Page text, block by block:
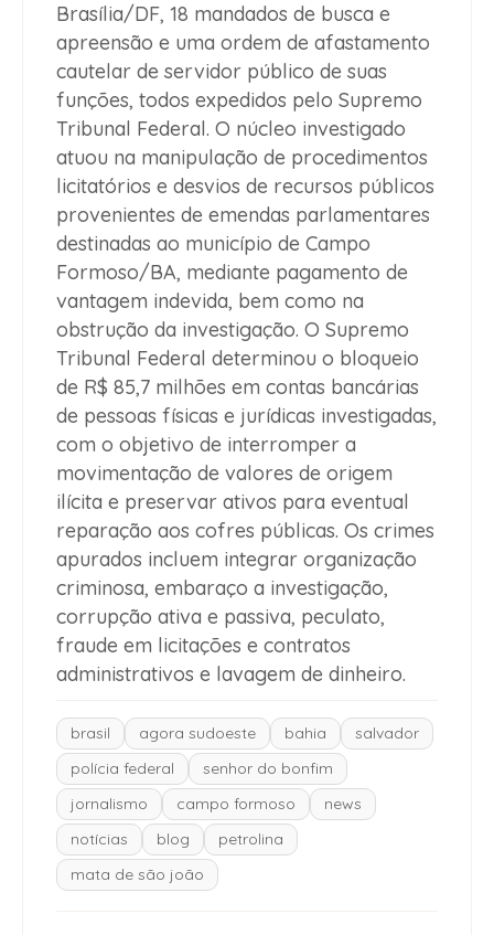
Brasília/DF, 18 mandados de busca e
apreensão e uma ordem de afastamento
cautelar de servidor público de suas
funções, todos expedidos pelo Supremo
Tribunal Federal. O núcleo investigado
atuou na manipulação de procedimentos
licitatórios e desvios de recursos públicos
provenientes de emendas parlamentares
destinadas ao município de Campo
Formoso/BA, mediante pagamento de
vantagem indevida, bem como na
obstrução da investigação. O Supremo
Tribunal Federal determinou o bloqueio
de R$ 85,7 milhões em contas bancárias
de pessoas físicas e jurídicas investigadas,
com o objetivo de interromper a
movimentação de valores de origem
ilícita e preservar ativos para eventual
reparação aos cofres públicas. Os crimes
apurados incluem integrar organização
criminosa, embaraço a investigação,
corrupção ativa e passiva, peculato,
fraude em licitações e contratos
administrativos e lavagem de dinheiro.
brasil agora sudoeste bahia
salvador
polícia federal
senhor do bonfim
jornalismo
campo formoso
news
notícias
blog
petrolina
mata de são joão